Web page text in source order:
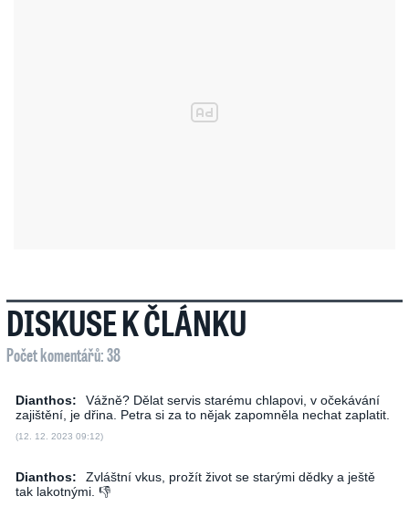
DISKUSE K ČLÁNKU
Počet komentářů: 38
Dianthos:
Vážně? Dělat servis starému chlapovi, v očekávání
zajištění, je dřina. Petra si za to nějak zapomněla nechat zaplatit.
(12. 12. 2023 09:12)
Dianthos:
Zvláštní vkus, prožít život se starými dědky a ještě
tak lakotnými. 👎